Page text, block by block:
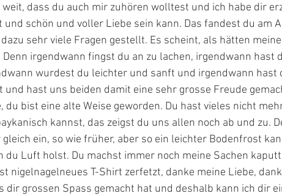
dass du auch mir zuhören wolltest und ich habe dir
schön und voller Liebe sein kann. Das fandest du am
sehr viele Fragen gestellt. Es scheint, als hätten
irgendwann fingst du an zu lachen, irgendwann hast
wurdest du leichter und sanft und irgendwann hast
und hast uns beiden damit eine sehr grosse Freude
bist eine alte Weise geworden. Du hast vieles nicht
kannst, das zeigst du uns allen noch ab und zu.
ein, so wie früher, aber so ein leichter Bodenfrost
du Luft holst. Du machst immer noch meine Sachen
nigelnagelneues T-Shirt zerfetzt, danke meine Liebe,
dir grossen Spass gemacht hat und deshalb kann ich dir